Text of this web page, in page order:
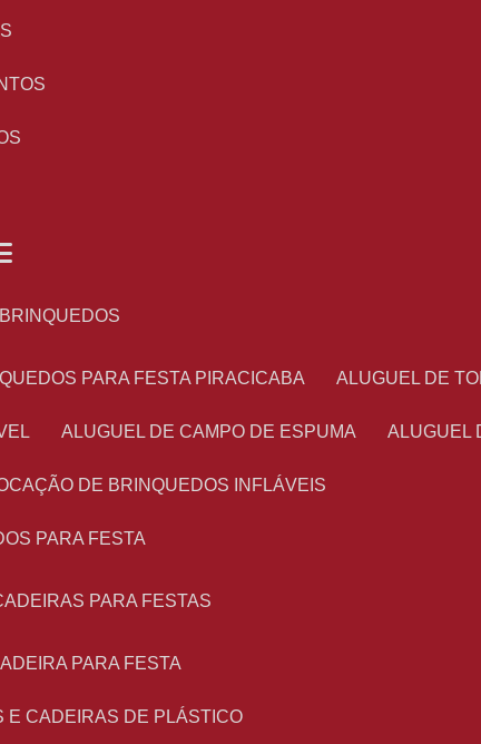
BRINQUEDOS
PARA FESTA PIRACICABA ALUGUEL DE
ALUGUEL DE CAMPO DE ESPUMA
DE BRINQUEDOS INFLÁVEIS
PARA FESTA
PARA FESTAS
PARA FESTA
E CADEIRAS DE PLÁSTICO